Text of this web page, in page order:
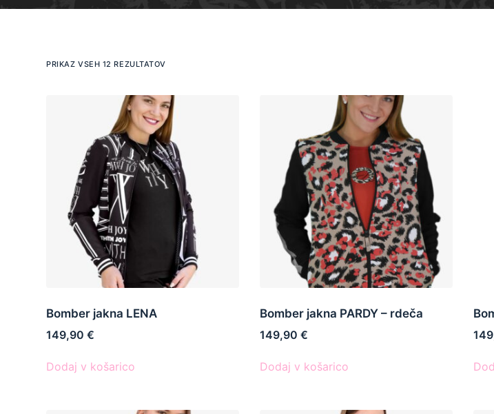
PRIKAZ VSEH 12 REZULTATOV
Bomber jakna LENA
149,90€
Dodaj v košarico
Bomber jakna PARDY – rdeča
149,90€
Dodaj v košarico